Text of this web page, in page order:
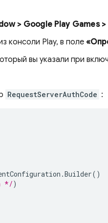
> Google Play Games
консоли Play, в поле
вы указали при
RequestServerAuthCode :
.Builder()
*/)